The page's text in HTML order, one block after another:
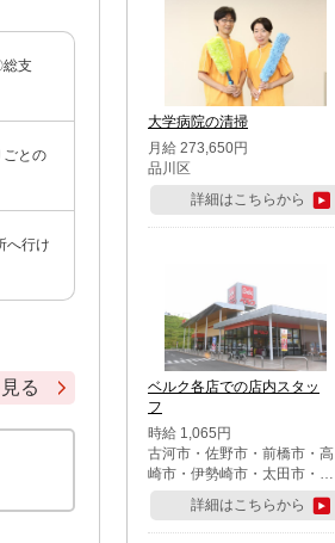
支
との
へ行け
る
大学病院の清掃
月給 273,650円
品川区
詳細はこちらから
ベルク各店での店内スタッ
フ
時給 1,065円
古河市・佐野市・前橋市・高
崎市・伊勢崎市・太田市・館
林市・藤岡市・大泉町・さい
たま市北区・川越市・熊谷
市・行田市・秩父市・所沢
詳細はこちらから